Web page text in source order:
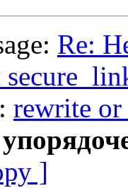
Re:
rewrite
]